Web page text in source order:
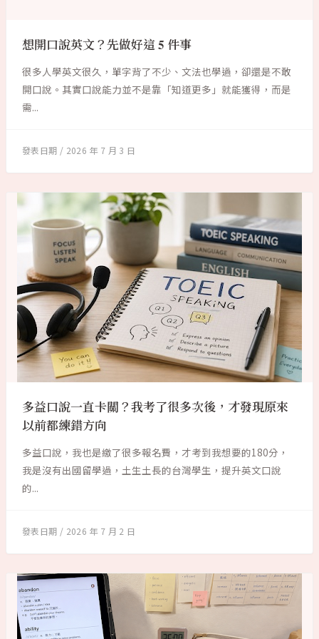
想開口說英文？先做好這 5 件事
很多人學英文很久，單字背了不少、文法也學過，卻還是不敢
開口說。其實口說能力並不是靠「知道更多」就能獲得，而是
需...
2026 年 7 月 3 日
多益口說一直卡關？我考了很多次後，才發現原來
以前都練錯方向
多益口說，我也是繳了很多報名費，才考到我想要的180分，
我是沒有出國留學過，土生土長的台灣學生，提升英文口說
的...
2026 年 7 月 2 日